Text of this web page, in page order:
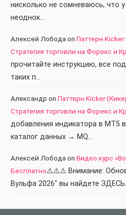
нисколько не сомневаюсь, что
неоднок…
Алексей Лобода on Паттерн
Стратегия торговли на Форекс и
прочитайте инструкцию, все
таких п…
Александр on Паттерн Kicker
Стратегия торговли на Форекс и
добавления индикатора в МТ5
каталог данных → MQ…
Алексей Лобода on Видео курс
Бесплатно⚠️⚠️⚠️ Внимание:
Вульфа 2026" вы найдете